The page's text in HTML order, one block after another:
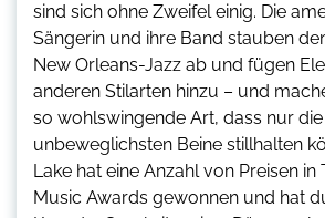
sind sich ohne Zweifel einig. Die
Sängerin und ihre Band stauben
New Orleans-Jazz ab und fügen
anderen Stilarten hinzu – und
so wohlswingende Art, dass nur die
unbeweglichsten Beine stillhalten
Lake hat eine Anzahl von Preisen in
Music Awards gewonnen und hat